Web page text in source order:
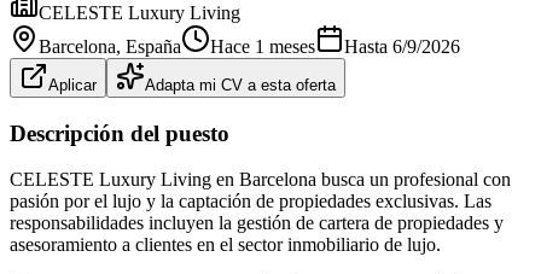
CELESTE Luxury Living
Barcelona, España Hace 1 meses Hasta 6/9/2026
Aplicar Adapta mi CV a esta oferta
Descripción del puesto
CELESTE Luxury Living en Barcelona busca un profesional con
pasión por el lujo y la captación de propiedades exclusivas. Las
responsabilidades incluyen la gestión de cartera de propiedades y
asesoramiento a clientes en el sector inmobiliario de lujo.